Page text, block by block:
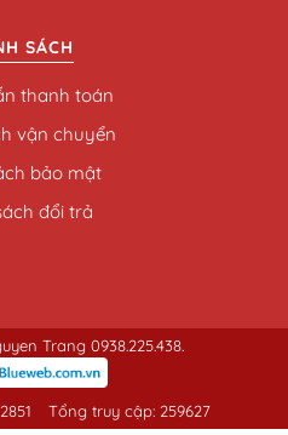
SÁCH
thanh toán
vận chuyển
bảo mật
đổi trả
Trang 0938.225.438.
Tổng truy cập: 259627